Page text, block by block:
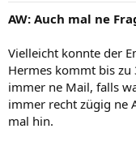
AW: Auch mal ne
Vielleicht konnte der
Hermes kommt bis zu
immer ne Mail, falls
immer recht zügig ne
mal hin.